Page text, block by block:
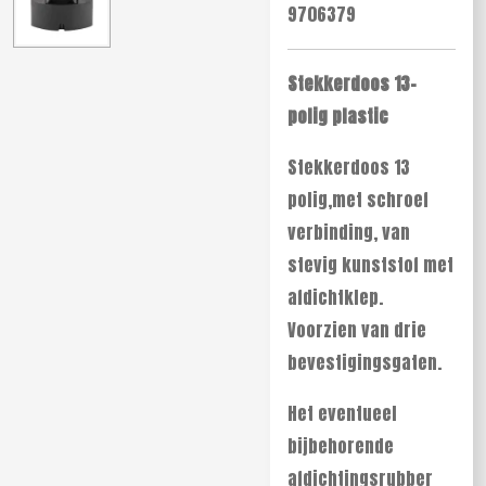
9706379
Stekkerdoos 13-
polig plastic
Stekkerdoos 13
polig,met schroef
verbinding, van
stevig kunststof met
afdichtklep.
Voorzien van drie
bevestigingsgaten.
Het eventueel
bijbehorende
afdichtingsrubber